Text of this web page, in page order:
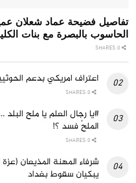
تفاصيل فضيحة عماد شعلان
الحاسوب بالبصرة مع بنات
اعتراف امريكي بدعم
#يا رجال العلم يا ملح
الملحُ فسد ؟!
شرفاء المهنة المذيعان
يبكيان سقوط بغداد